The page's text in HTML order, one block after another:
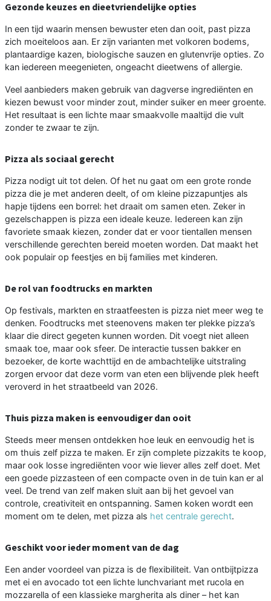
Gezonde keuzes en dieetvriendelijke opties
In een tijd waarin mensen bewuster eten dan ooit, past pizza
zich moeiteloos aan. Er zijn varianten met volkoren bodems,
plantaardige kazen, biologische sauzen en glutenvrije opties. Zo
kan iedereen meegenieten, ongeacht dieetwens of allergie.
Veel aanbieders maken gebruik van dagverse ingrediënten en
kiezen bewust voor minder zout, minder suiker en meer groente.
Het resultaat is een lichte maar smaakvolle maaltijd die vult
zonder te zwaar te zijn.
Pizza als sociaal gerecht
Pizza nodigt uit tot delen. Of het nu gaat om een grote ronde
pizza die je met anderen deelt, of om kleine pizzapuntjes als
hapje tijdens een borrel: het draait om samen eten. Zeker in
gezelschappen is pizza een ideale keuze. Iedereen kan zijn
favoriete smaak kiezen, zonder dat er voor tientallen mensen
verschillende gerechten bereid moeten worden. Dat maakt het
ook populair op feestjes en bij families met kinderen.
De rol van foodtrucks en markten
Op festivals, markten en straatfeesten is pizza niet meer weg te
denken. Foodtrucks met steenovens maken ter plekke pizza’s
klaar die direct gegeten kunnen worden. Dit voegt niet alleen
smaak toe, maar ook sfeer. De interactie tussen bakker en
bezoeker, de korte wachttijd en de ambachtelijke uitstraling
zorgen ervoor dat deze vorm van eten een blijvende plek heeft
veroverd in het straatbeeld van 2026.
Thuis pizza maken is eenvoudiger dan ooit
Steeds meer mensen ontdekken hoe leuk en eenvoudig het is
om thuis zelf pizza te maken. Er zijn complete pizzakits te koop,
maar ook losse ingrediënten voor wie liever alles zelf doet. Met
een goede pizzasteen of een compacte oven in de tuin kan er al
veel. De trend van zelf maken sluit aan bij het gevoel van
controle, creativiteit en ontspanning. Samen koken wordt een
moment om te delen, met pizza als het centrale gerecht.
Geschikt voor ieder moment van de dag
Een ander voordeel van pizza is de flexibiliteit. Van ontbijtpizza
met ei en avocado tot een lichte lunchvariant met rucola en
mozzarella of een klassieke margherita als diner – het kan